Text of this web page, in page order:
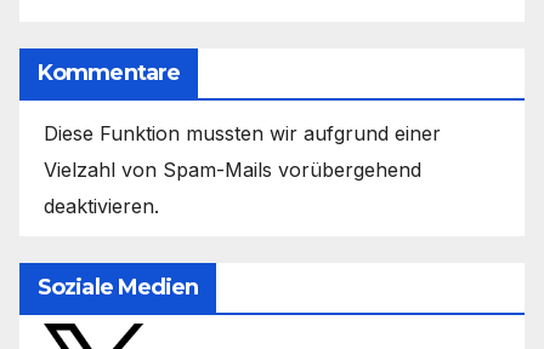
Kommentare
Diese Funktion mussten wir aufgrund einer
Vielzahl von Spam-Mails vorübergehend
deaktivieren.
Soziale Medien